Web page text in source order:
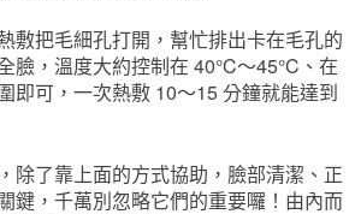
敷把毛細孔打開，幫忙排出卡在毛孔的
臉，溫度大約控制在 40°C～45°C、在
即可，一次熱敷 10～15 分鐘就能達到
除了靠上面的方式協助，臉部清潔、正
鍵，千萬別忽略它們的重要囉！由內而